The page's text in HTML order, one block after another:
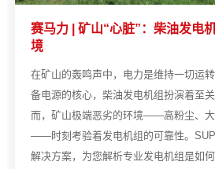
赛马力 | 矿山“心脏”：柴油发电
境
在矿山的轰鸣声中，电力是维持一切运
备电源的核心，柴油发电机组扮演着至
而，矿山极端恶劣的环境——高粉尘、
——时刻考验着发电机组的可靠性。
解决方案，为您解析专业发电机组是如